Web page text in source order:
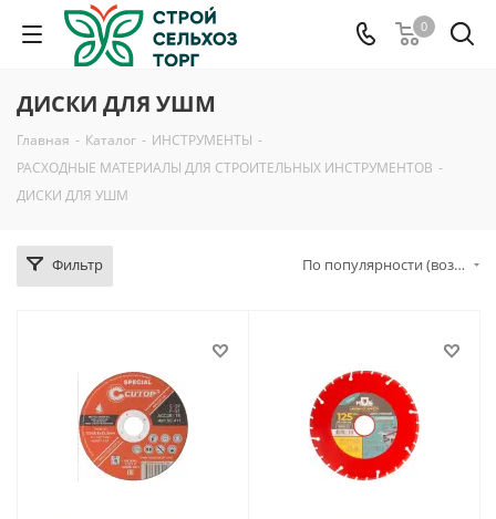
0
ДИСКИ ДЛЯ УШМ
Главная - Каталог - ИНСТРУМЕНТЫ -
РАСХОДНЫЕ МАТЕРИАЛЫ ДЛЯ СТРОИТЕЛЬНЫХ ИНСТРУМЕНТОВ -
ДИСКИ ДЛЯ УШМ
Фильтр По популярности (возрастание)